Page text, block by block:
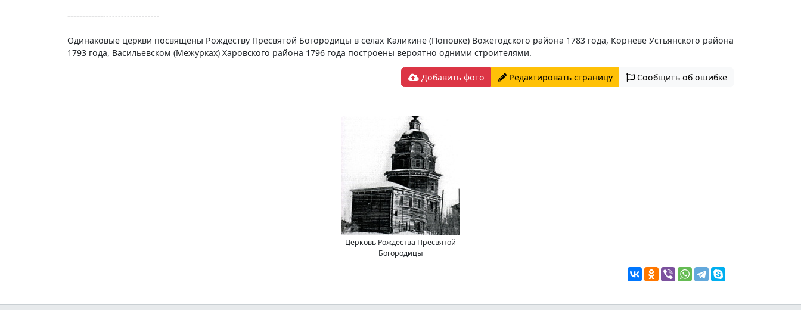
-------------------------------
Одинаковые церкви посвящены Рождеству Пресвятой Богородицы в селах Каликине (Поповке) Вожегодского района 1783 года, Корневе Устьянского района
1793 года, Васильевском (Межурках) Харовского района 1796 года построены вероятно одними строителями.
Добавить фото Редактировать страницу Сообщить об ошибке
Церковь Рождества Пресвятой
Богородицы